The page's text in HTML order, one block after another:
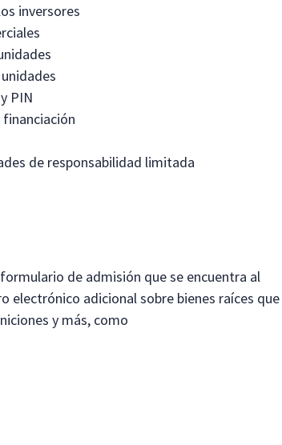
inversores
PIN
de responsabilidad limitada
de admisión que se encuentra al
electrónico adicional sobre bienes raíces que
y más, como